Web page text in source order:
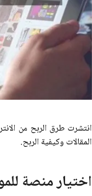
انتشرت طرق الربح من
المقالات وكيفية الربح.
اختيار منصة